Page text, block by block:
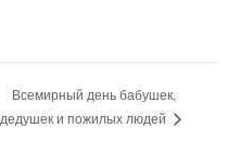
Всемирный день бабушек,
дедушек и пожилых людей